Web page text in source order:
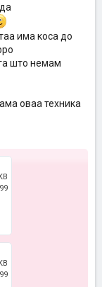
има коса до
што немам
оваа техника